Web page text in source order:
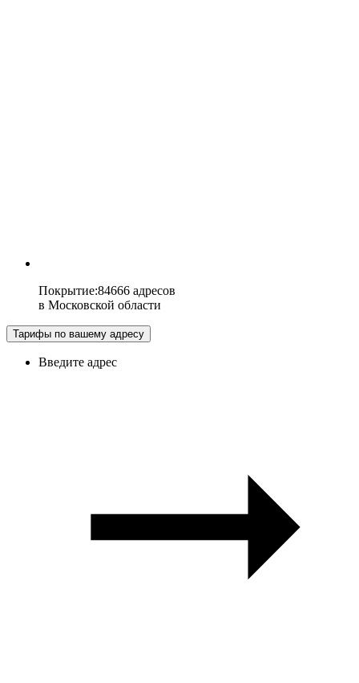
Покрытие:84666 адресов
в Московской области
Тарифы по вашему адресу
Введите адрес